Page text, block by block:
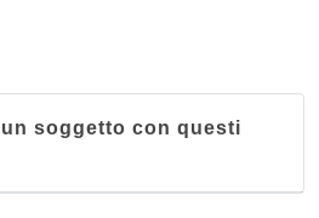
soggetto con questi